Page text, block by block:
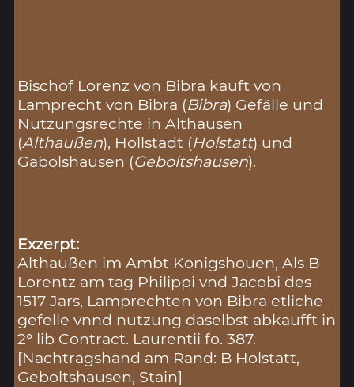
Bischof Lorenz von Bibra kauft von
Lamprecht von Bibra (Bibra) Gefälle und
Nutzungsrechte in Althausen
(Althaußen), Hollstadt (Holstatt) und
Gabolshausen (Geboltshausen).
Exzerpt:
Althaußen im Ambt Konigshouen, Als B
Lorentz am tag Philippi vnd Jacobi des
1517 Jars, Lamprechten von Bibra etliche
gefelle vnnd nutzung daselbst abkaufft in
2° lib Contract. Laurentii fo. 387.
[Nachtragshand am Rand: B Holstatt,
Geboltshausen, Stain]